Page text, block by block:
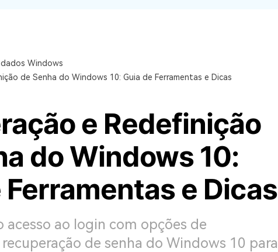
Windows
de Senha do Windows 10: Guia de Ferramentas e Dicas
e Redefinição
do Windows 10:
Ferramentas e Dicas
acesso ao login com opções de
de senha do Windows 10 para